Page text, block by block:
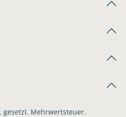
gesetzl. Mehrwertsteuer.